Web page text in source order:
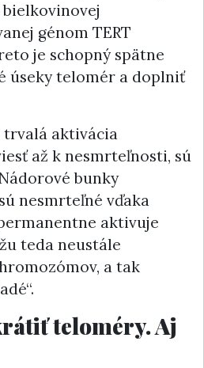
génom TERT
je schopný spätne
úseky telomér a doplniť
trvalá aktivácia
až k nesmrteľnosti, sú
bunky
nesmrteľné vďaka
aktivuje
teda neustále
a tak
teloméry. Aj